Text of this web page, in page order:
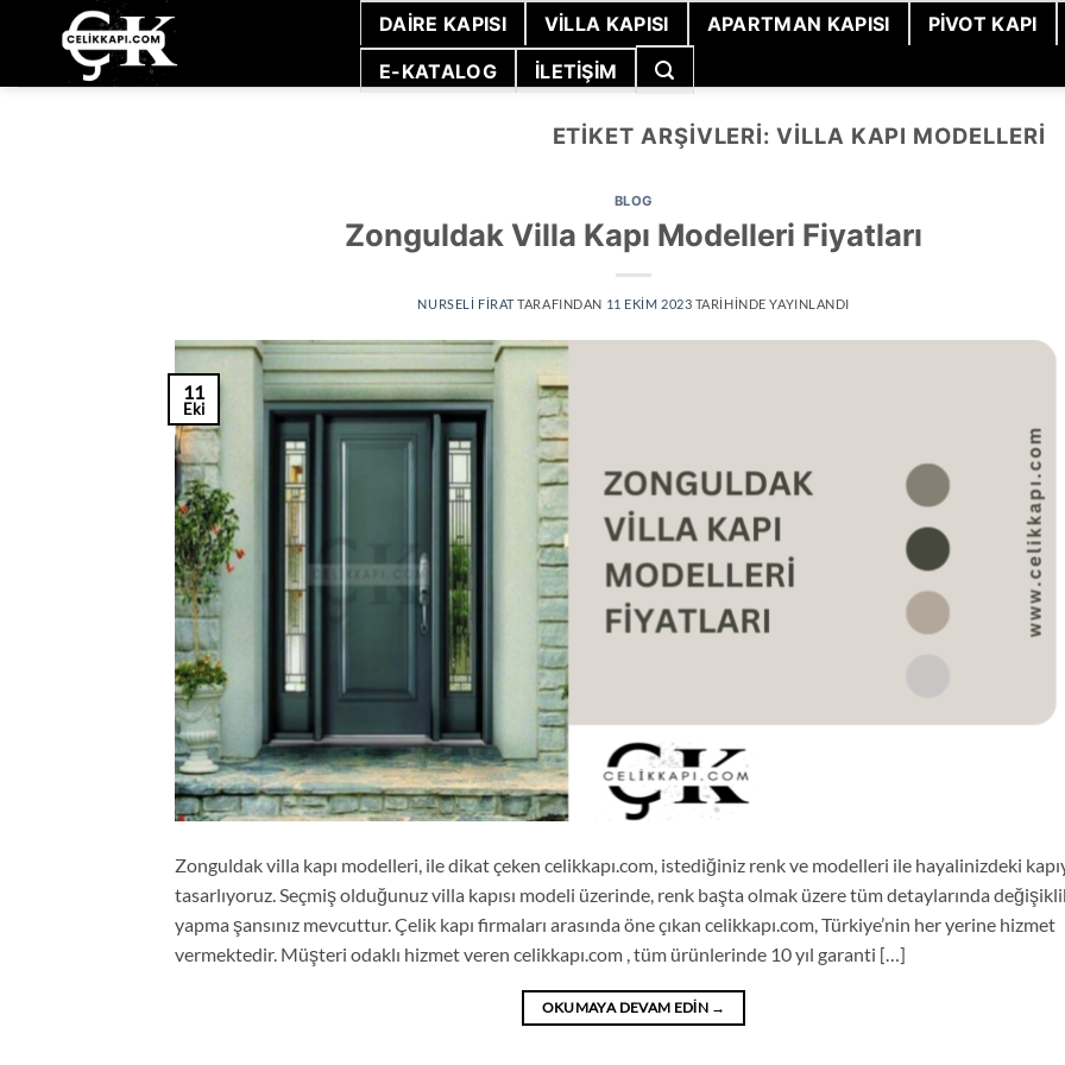
DAIRE KAPISI VILLA KAPISI APARTMAN KAPISI
PIVOT KAPI
E-KATALOG
İLETIŞIM
ETIKET ARŞIVLERI:VILLA KAPI MODELLERI
BLOG
Zonguldak Villa Kapı Modelleri Fiyatları
NURSELI FIRATTARAFINDAN 11 EKIM 2023 TARIHINDE YAYINLANDI
11
Eki
Zonguldak villa kapı modelleri, ile dikat çeken celikkapı.com, istediğiniz renk ve modelleri ile hayalinizdeki
tasarlıyoruz. Seçmiş olduğunuz villa kapısı modeli üzerinde, renk başta olmak üzere tüm detaylarında
yapma şansınız mevcuttur. Çelik kapı firmaları arasında öne çıkan celikkapı.com, Türkiye’nin her yerine hizmet
vermektedir. Müşteri odaklı hizmet veren celikkapı.com , tüm ürünlerinde 10 yıl garanti […]
OKUMAYA DEVAM EDIN →